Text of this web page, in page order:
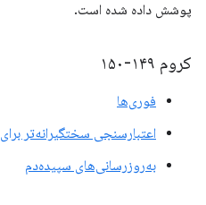
پوشش داده شده است.
کروم ۱۴۹-۱۵۰
فوری‌ها
اعتبارسنجی سختگیرانه‌تر
به‌روزرسانی‌های سپیده‌دم